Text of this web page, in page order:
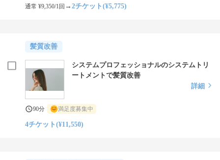
通常 ¥9,350/1回 →2チケット(¥5,775)
髪質改善
システムプロフェッショナルのシステムトリ
ートメントで髪質改善
詳細
90分 満足度募集中
4チケット(¥11,550)